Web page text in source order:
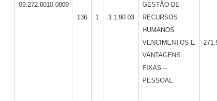
09.272.0010.0009
136 1 3.1.90.03
GESTÃO DE
RECURSOS
HUMANOS
VENCIMENTOS E
VANTAGENS
FIXAS –
PESSOAL